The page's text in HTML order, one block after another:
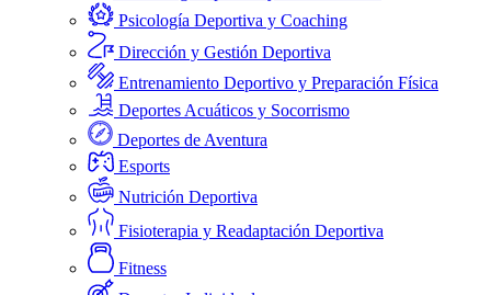
Psicología Deportiva y Coaching
Dirección y Gestión Deportiva
Entrenamiento Deportivo y Preparación Física
Deportes Acuáticos y Socorrismo
Deportes de Aventura
Esports
Nutrición Deportiva
Fisioterapia y Readaptación Deportiva
Fitness